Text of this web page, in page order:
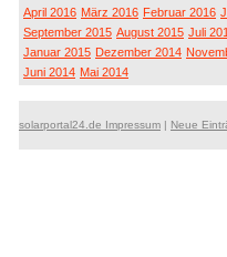
April 2016 März 2016 Februar 2016
September 2015 August 2015 Juli
Januar 2015 Dezember 2014
Juni 2014 Mai 2014
solarportal24.de Impressum | Neue